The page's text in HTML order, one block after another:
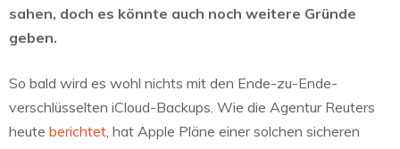
sahen, doch es könnte auch noch weitere Gründe
geben.
So bald wird es wohl nichts mit den Ende-zu-Ende-
verschlüsselten iCloud-Backups. Wie die Agentur Reuters
heute berichtet, hat Apple Pläne einer solchen sicheren